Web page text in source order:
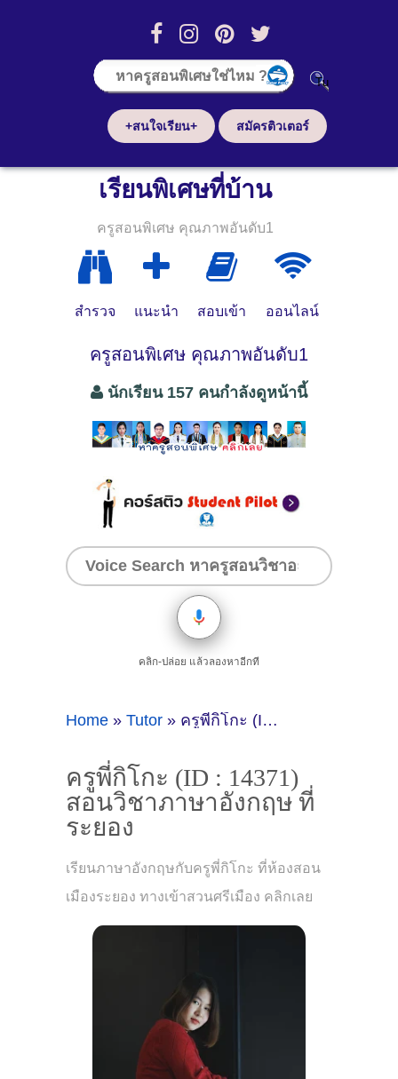
+สนใจเรียน+ สมัครติวเตอร์
เรียนพิเศษที่บ้าน
ครูสอนพิเศษ คุณภาพอันดับ1
สำรวจ แนะนำ สอบเข้า ออนไลน์
ครูสอนพิเศษ คุณภาพอันดับ1
นักเรียน 157 คนกำลังดูหน้านี้
คลิก-ปล่อย แล้วลองหาอีกที
Home » Tutor » ครูพี่กิโกะ (ID : 14371) สอนวิชาภาษาอังกฤษ ที่ระยอง
ครูพี่กิโกะ (ID : 14371)
สอนวิชาภาษาอังกฤษ ที่
ระยอง
เรียนภาษาอังกฤษกับครูพี่กิโกะ ที่ห้องสอน
เมืองระยอง ทางเข้าสวนศรีเมือง คลิกเลย